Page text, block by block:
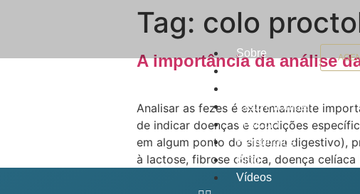
Sobre
CMI
Cisto Pilonidal
Vesicula
Hemorroida
Blog
Vídeos
Tag: colo
A importância da análise
Analisar as fezes é extremamente
de indicar doenças e condições
em algum ponto do sistema digestivo),
à lactose, fibrose cística, doença